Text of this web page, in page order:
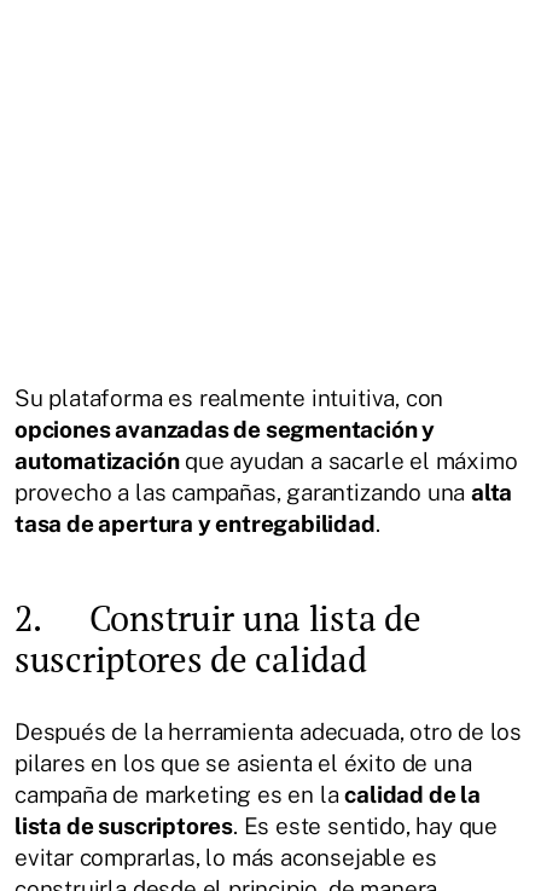
Su plataforma es realmente intuitiva, con
opciones avanzadas de segmentación y
automatizaciónque ayudan a sacarle el máximo
provecho a las campañas, garantizando unaalta
tasa de apertura y entregabilidad.
2. Construir una lista de
suscriptores de calidad
Después de la herramienta adecuada, otro de los
pilares en los que se asienta el éxito de una
campaña de marketing es en lacalidad de la
lista de suscriptores. Es este sentido, hay que
evitar comprarlas, lo más aconsejable es